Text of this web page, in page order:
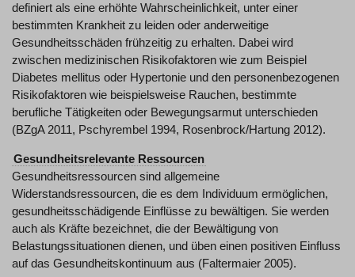
definiert als eine erhöhte Wahrscheinlichkeit, unter einer
bestimmten Krankheit zu leiden oder anderweitige
Gesundheitsschäden frühzeitig zu erhalten. Dabei wird
zwischen medizinischen Risikofaktoren wie zum Beispiel
Diabetes mellitus oder Hypertonie und den personenbezogenen
Risikofaktoren wie beispielsweise Rauchen, bestimmte
berufliche Tätigkeiten oder Bewegungsarmut unterschieden
(BZgA 2011, Pschyrembel 1994, Rosenbrock/Hartung 2012).
Gesundheitsrelevante Ressourcen
Gesundheitsressourcen sind allgemeine
Widerstandsressourcen, die es dem Individuum ermöglichen,
gesundheitsschädigende Einflüsse zu bewältigen. Sie werden
auch als Kräfte bezeichnet, die der Bewältigung von
Belastungssituationen dienen, und üben einen positiven Einfluss
auf das Gesundheitskontinuum aus (Faltermaier 2005).